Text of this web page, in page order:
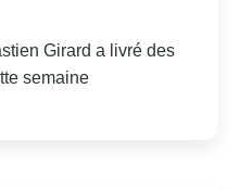
Girard a livré des
semaine